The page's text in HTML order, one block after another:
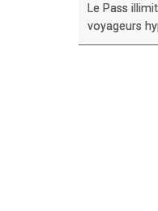
Le Pass
voyageurs